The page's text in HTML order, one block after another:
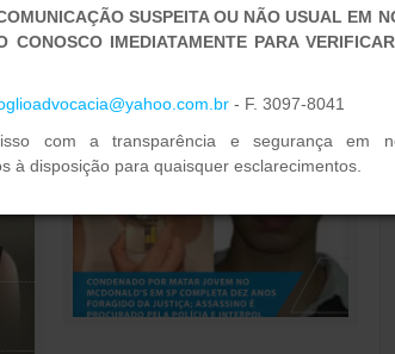
SUSPEITA OU NÃO USUAL EM
CONOSCO IMEDIATAMENTE PARA
- F. 3097-8041
com a transparência e segurança em
à disposição para quaisquer esclarecimentos.